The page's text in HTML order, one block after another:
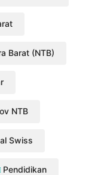
Barat (NTB)
NTB
Swiss
Pendidikan